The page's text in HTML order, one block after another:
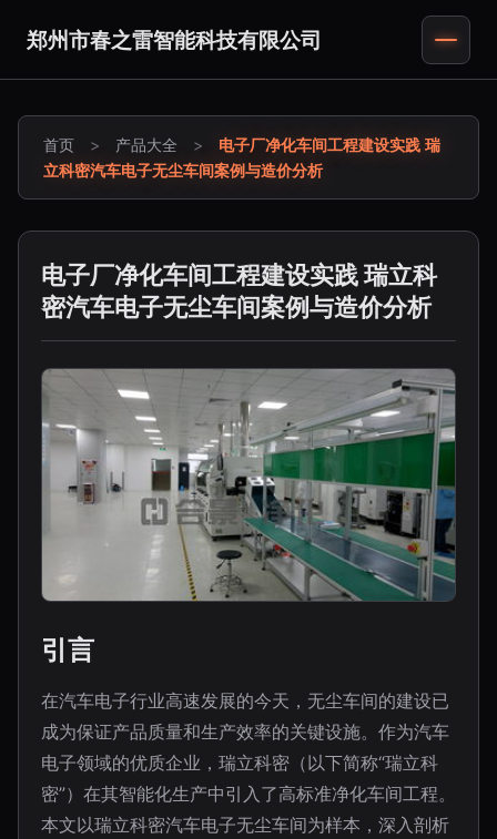
郑州市春之雷智能科技有限公司
首页 > 产品大全 >
电子厂净化车间工程建设实践 瑞
立科密汽车电子无尘车间案例与造价分析
电子厂净化车间工程建设实践 瑞立科
密汽车电子无尘车间案例与造价分析
引言
在汽车电子行业高速发展的今天，无尘车间的建设已
成为保证产品质量和生产效率的关键设施。作为汽车
电子领域的优质企业，瑞立科密（以下简称“瑞立科
密”）在其智能化生产中引入了高标准净化车间工程。
本文以瑞立科密汽车电子无尘车间为样本，深入剖析